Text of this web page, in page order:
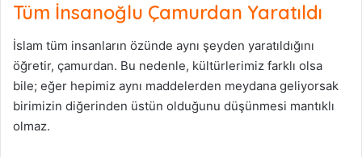
Tüm İnsanoğlu Çamurdan Yaratıldı
İslam tüm insanların özünde aynı şeyden yaratıldığını
öğretir, çamurdan. Bu nedenle, kültürlerimiz farklı olsa
bile; eğer hepimiz aynı maddelerden meydana geliyorsak
birimizin diğerinden üstün olduğunu düşünmesi mantıklı
olmaz.